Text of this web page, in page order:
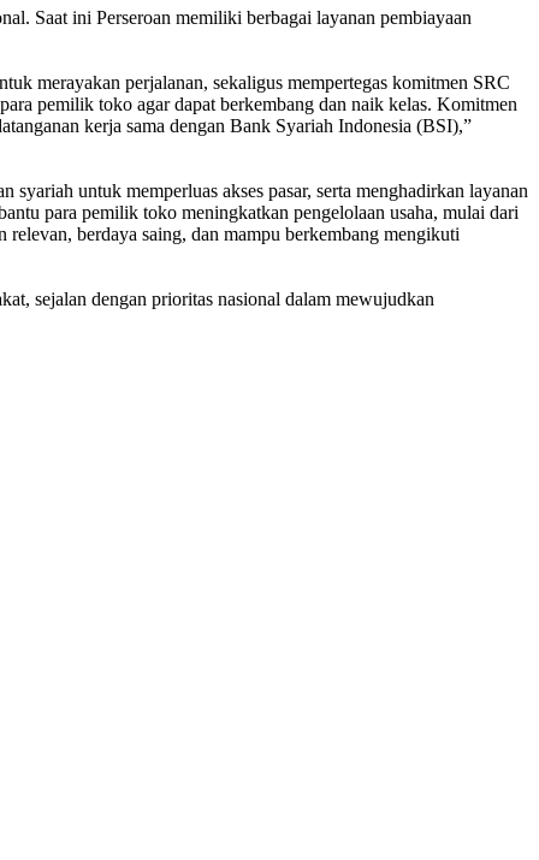
Saat ini Perseroan memiliki berbagai layanan pembiayaan
merayakan perjalanan, sekaligus mempertegas komitmen SRC
pemilik toko agar dapat berkembang dan naik kelas. Komitmen
kerja sama dengan Bank Syariah Indonesia (BSI),”
untuk memperluas akses pasar, serta menghadirkan layanan
para pemilik toko meningkatkan pengelolaan usaha, mulai dari
berdaya saing, dan mampu berkembang mengikuti
sejalan dengan prioritas nasional dalam mewujudkan